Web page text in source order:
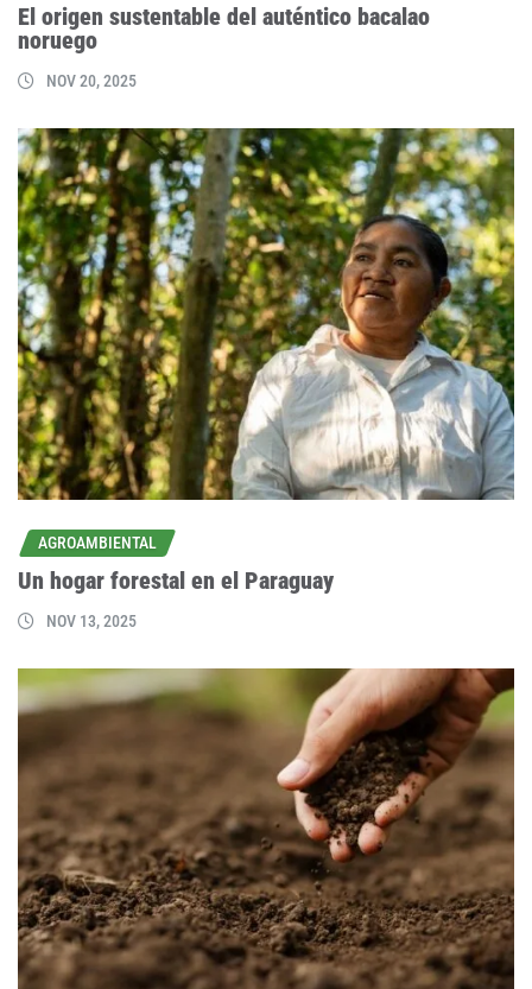
El origen sustentable del auténtico bacalao
noruego
NOV 20, 2025
AGROAMBIENTAL
Un hogar forestal en el Paraguay
NOV 13, 2025